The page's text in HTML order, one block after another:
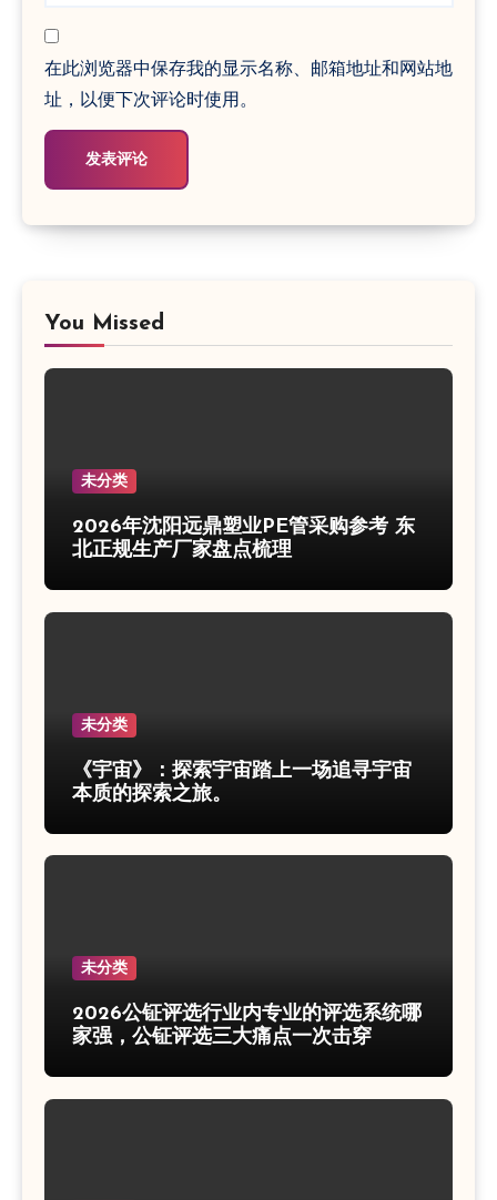
在此浏览器中保存我的显示名称、邮箱地址和网站地
址，以便下次评论时使用。
You Missed
未分类
2026年沈阳远鼎塑业PE管采购参考 东
北正规生产厂家盘点梳理
未分类
《宇宙》：探索宇宙踏上一场追寻宇宙
本质的探索之旅。
未分类
2026公钲评选行业内专业的评选系统哪
家强，公钲评选三大痛点一次击穿